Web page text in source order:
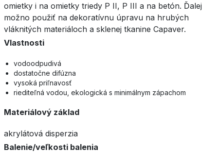
omietky i na omietky triedy P II, P III a na betón. Ďalej
možno použiť na dekoratívnu úpravu na hrubých
vláknitých materiáloch a sklenej tkanine Capaver.
Vlastnosti
vodoodpudivá
dostatočne difúzna
vysoká priľnavosť
riediteľná vodou, ekologická s minimálnym zápachom
Materiálový základ
akrylátová disperzia
Balenie/veľkosti balenia